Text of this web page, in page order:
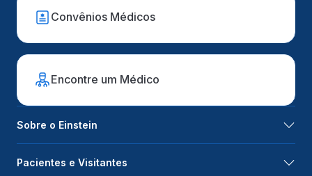
Convênios Médicos
Encontre um Médico
Sobre o Einstein
Pacientes e Visitantes